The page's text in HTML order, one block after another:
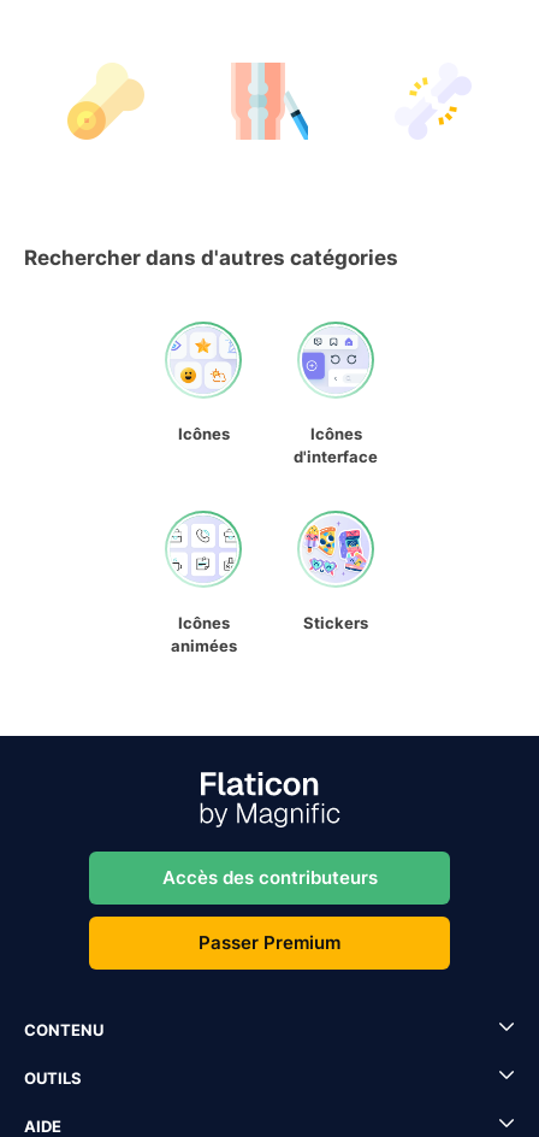
Rechercher dans d'autres catégories
Icônes
Icônes
d'interface
Icônes
animées
Stickers
Accès des contributeurs
Passer Premium
CONTENU
OUTILS
AIDE